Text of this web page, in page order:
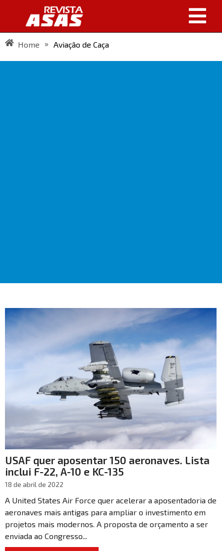
Home » Aviação de Caça
USAF quer aposentar 150 aeronaves. Lista
inclui F-22, A-10 e KC-135
18 de abril de 2022
A United States Air Force quer acelerar a aposentadoria de
aeronaves mais antigas para ampliar o investimento em
projetos mais modernos. A proposta de orçamento a ser
enviada ao Congresso...